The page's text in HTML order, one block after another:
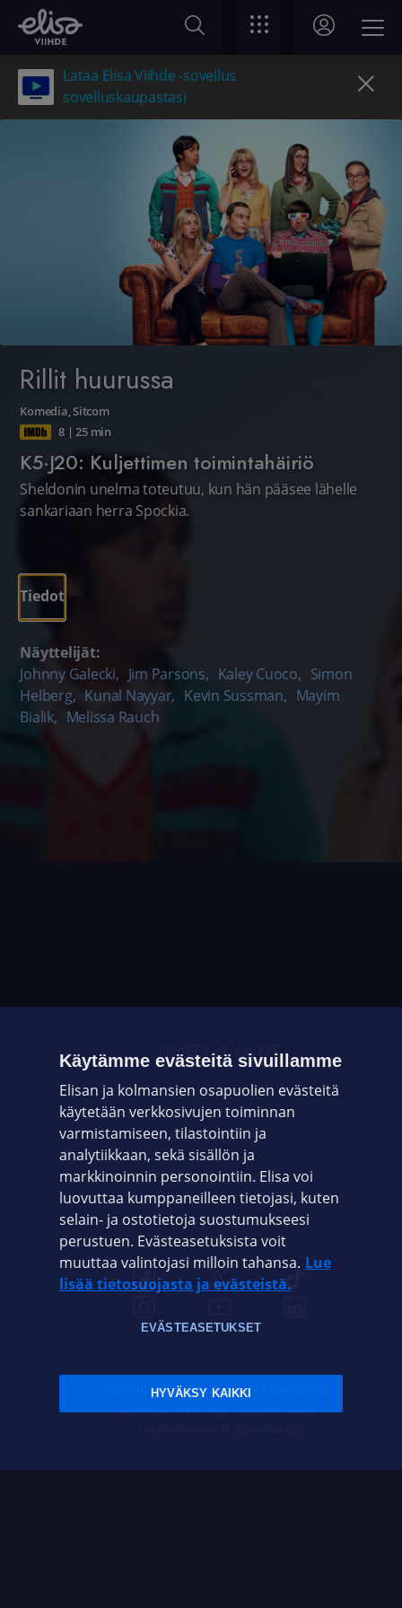
Lataa Elisa Viihde -sovellus
sovelluskaupastasi
Rillit huurussa
Komedia,Sitcom
8 |25 min
K5·J20: Kuljettimen toimintahäiriö
Sheldonin unelma toteutuu, kun hän pääsee lähelle
sankariaan herra Spockia.
Tiedot
Näyttelijät:
Johnny Galecki, Jim Parsons, Kaley Cuoco, Simon
Helberg, Kunal Nayyar, Kevin Sussman, Mayim
Bialik, Melissa Rauch
OHJEET JA VINKIT
OMAYHTEISÖ
VIANSELVITYS
ASIAKASPALVELU
ELISA.FI
Sopimusehdot Tietosuoja Evästeasetukset
Sääntelyviranomaiset Saavutettavuus
Käytämme evästeitä sivuillamme
Elisan ja kolmansien osapuolien evästeitä
käytetään verkkosivujen toiminnan
varmistamiseen, tilastointiin ja
analytiikkaan, sekä sisällön ja
markkinoinnin personointiin. Elisa voi
luovuttaa kumppaneilleen tietojasi, kuten
selain- ja ostotietoja suostumukseesi
perustuen. Evästeasetuksista voit
muuttaa valintojasi milloin tahansa. Lue
lisää tietosuojasta ja evästeistä.
EVÄSTEASETUKSET
HYVÄKSY KAIKKI